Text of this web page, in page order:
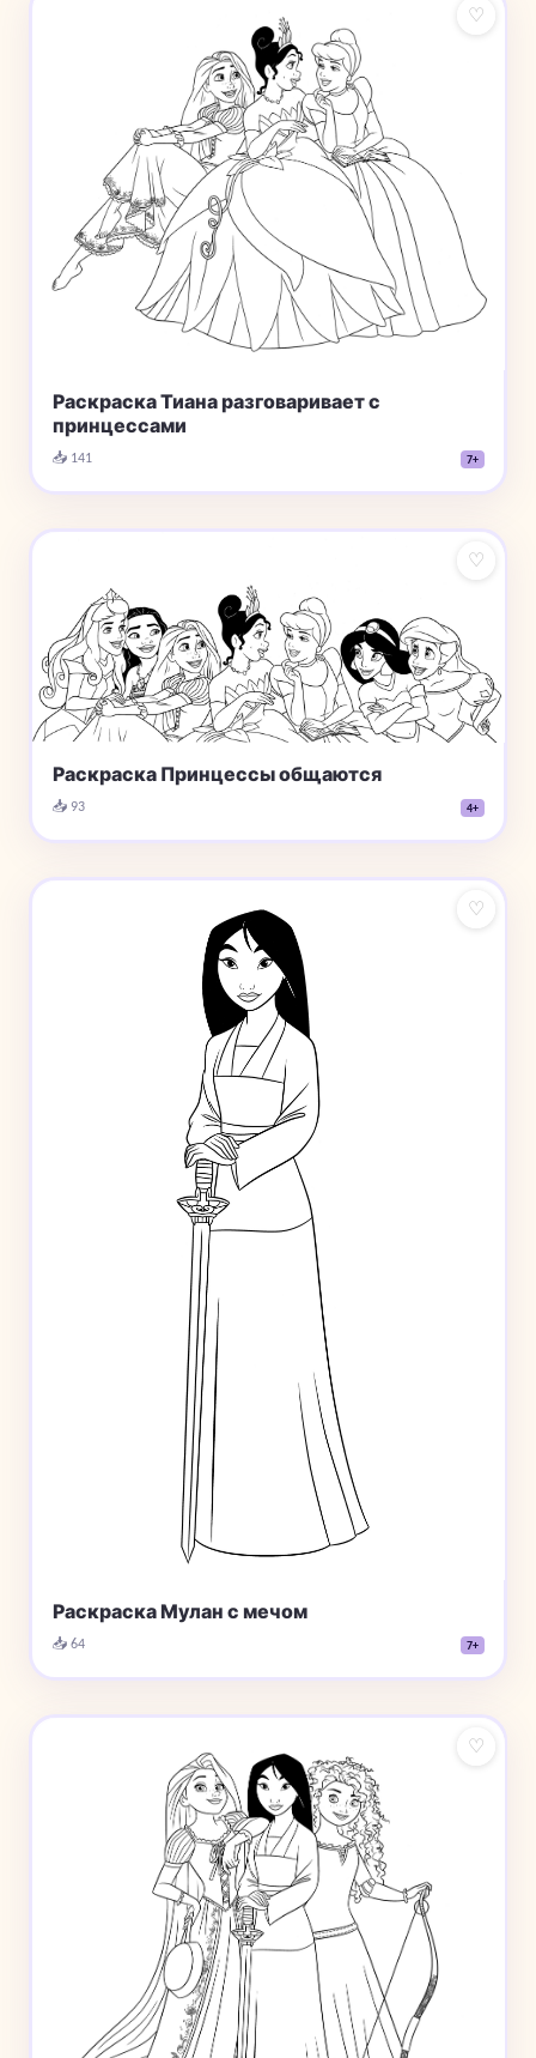
♡
Раскраска Тиана разговаривает с
принцессами
📥 141 7+
♡
Раскраска Принцессы общаются
📥 93 4+
♡
Раскраска Мулан с мечом
📥 64 7+
♡